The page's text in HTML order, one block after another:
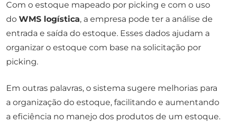
Com o estoque mapeado por picking e com o uso
do WMS logística, a empresa pode ter a análise de
entrada e saída do estoque. Esses dados ajudam a
organizar o estoque com base na solicitação por
picking.
Em outras palavras, o sistema sugere melhorias para
a organização do estoque, facilitando e aumentando
a eficiência no manejo dos produtos de um estoque.